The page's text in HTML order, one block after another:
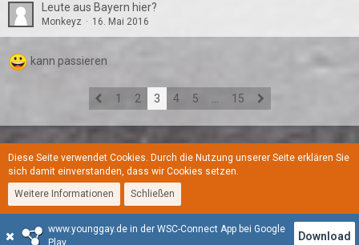
Leute aus Bayern hier?
Monkeyz 16. Mai 2016
kann passieren
1 2 3 4 5 15
Regeln Datenschutzerklärung Kontakt
Stil:YoungGay
Community-Software:WoltLab Suite™
www.younggay.de in der WSC-Connect App bei Google
Play
Download
Diese Seite verwendet Cookies. Durch die Nutzung unserer Seite erklären Sie
sich damit einverstanden, dass wir Cookies setzen.
Weitere Informationen
Schließen